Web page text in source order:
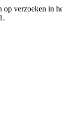
verzoeken in